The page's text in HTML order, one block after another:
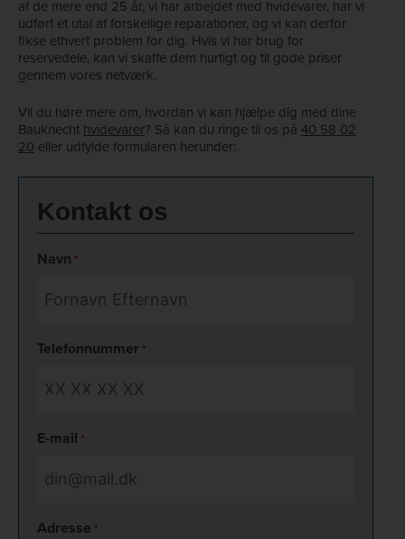
af de mere end 25 år, vi har arbejdet med hvidevarer, har vi
udført et utal af forskellige reparationer, og vi kan derfor
fikse ethvert problem for dig. Hvis vi har brug for
reservedele, kan vi skaffe dem hurtigt og til gode priser
gennem vores netværk.
Vil du høre mere om, hvordan vi kan hjælpe dig med dine
Bauknechthvidevarer? Så kan du ringe til os på 40 58 02
20 eller udfylde formularen herunder:
Kontakt os
Navn *
Telefonnummer *
E-mail *
Adresse *